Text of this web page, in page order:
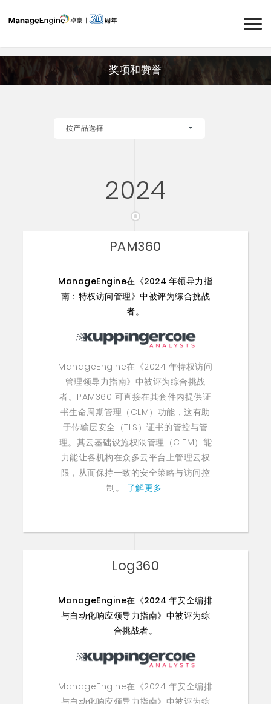
奖项和赞誉
按产品选择
2024
PAM360
ManageEngine在《2024 年领导力指
南：特权访问管理》中被评为综合挑战
者。
ManageEngine在《2024 年特权访问
管理领导力指南》中被评为综合挑战
者。PAM360 可直接在其套件内提供证
书生命周期管理（CLM）功能，这有助
于传输层安全（TLS）证书的管控与管
理。其云基础设施权限管理（CIEM）能
力能让各机构在众多云平台上管理云权
限，从而保持一致的安全策略与访问控
制。 了解更多.
Log360
ManageEngine在《2024 年安全编排
与自动化响应领导力指南》中被评为综
合挑战者。
ManageEngine在《2024 年安全编排